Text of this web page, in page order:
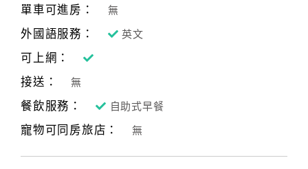
單車可進房：
無
外國語服務： 英文
可上網：
接送：
無
餐飲服務： 自助式早餐
寵物可同房旅店： 無